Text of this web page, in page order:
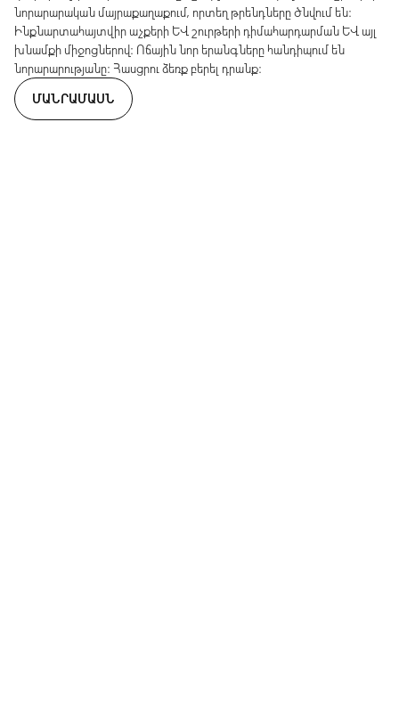
նորարարական մայրաքաղաքում, որտեղ թրենդները ծնվում են։
Ինքնարտահայտվիր աչքերի և շուրթերի դիմահարդարման և այլ
խնամքի միջոցներով։ Ոճային նոր երանգները հանդիպում են
նորարարությանը։ Հասցրու ձեռք բերել դրանք։
ՄԱՆՐԱՄԱՍՆ